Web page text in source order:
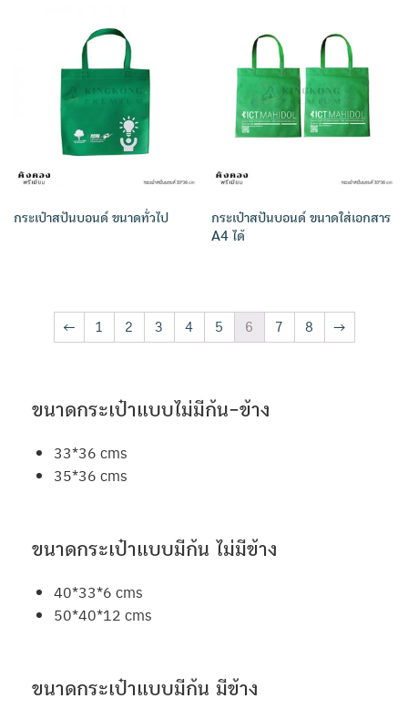
กระเป๋าสปันบอนด์ ขนาดทั่วไป
กระเป๋าสปันบอนด์ ขนาดใส่เอกสาร
A4 ได้
← 1 2 3 4 5 6 7 8 →
ขนาดกระเป๋าแบบไม่มีก้น-ข้าง
33*36 cms
35*36 cms
ขนาดกระเป๋าแบบมีก้น ไม่มีข้าง
40*33*6 cms
50*40*12 cms
ขนาดกระเป๋าแบบมีก้น มีข้าง